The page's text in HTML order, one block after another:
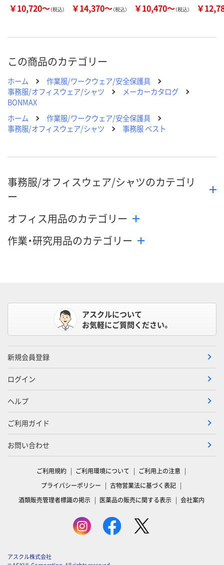
￥10,720～（税込） ￥14,370～（税込） ￥10,470～（税込） ￥
この商品のカテゴリー
ホーム
作業服/ワークウェア/安全保護具
事務服/オフィスウェア/シャツ
メーカーカタログ
BONMAX
ホーム
作業服/ワークウェア/安全保護具
事務服/オフィスウェア/シャツ
事務服 ベスト
事務服/オフィスウェア/シャツのカテゴリ
ー
オフィス用品のカテゴリー
作業・研究用品のカテゴリー
アスクルについて
お気軽にご質問ください。
新規会員登録
ログイン
ヘルプ
ご利用ガイド
お問い合わせ
ご利用規約 ご利用環境について
ご利用上の注意
プライバシーポリシー
古物営業法に基づく表記
酒類販売管理者標識の掲示
医薬品の販売に関する表示 会社案内
アスクル株式会社